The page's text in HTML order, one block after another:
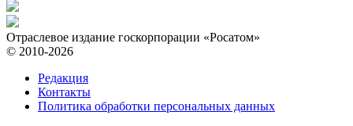
Отраслевое издание госкорпорации «Росатом»
© 2010-2026
Редакция
Контакты
Политика обработки персональных данных